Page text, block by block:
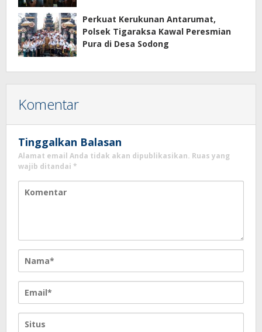
Perkuat Kerukunan Antarumat,
Polsek Tigaraksa Kawal Peresmian
Pura di Desa Sodong
Komentar
Tinggalkan Balasan
Alamat email Anda tidak akan dipublikasikan. Ruas yang
wajib ditandai *